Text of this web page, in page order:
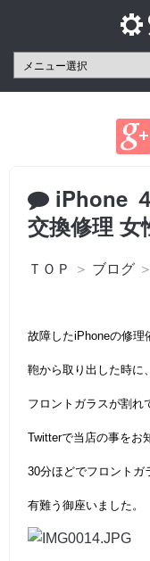
iPhone
交換修理 女
ＴＯＰ ＞ ブログ ＞
故障したiPhoneの修理
鞄から取り出した時に
フロントガラスが割れ
Twitterで当店の事をお
30分ほどでフロントガ
有難う御座いました。